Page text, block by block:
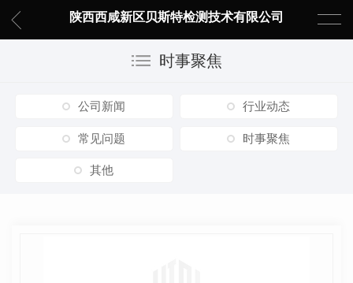
陕西西咸新区贝斯特检测技术有限公司
时事聚焦
公司新闻 行业动态
常见问题 时事聚焦
其他